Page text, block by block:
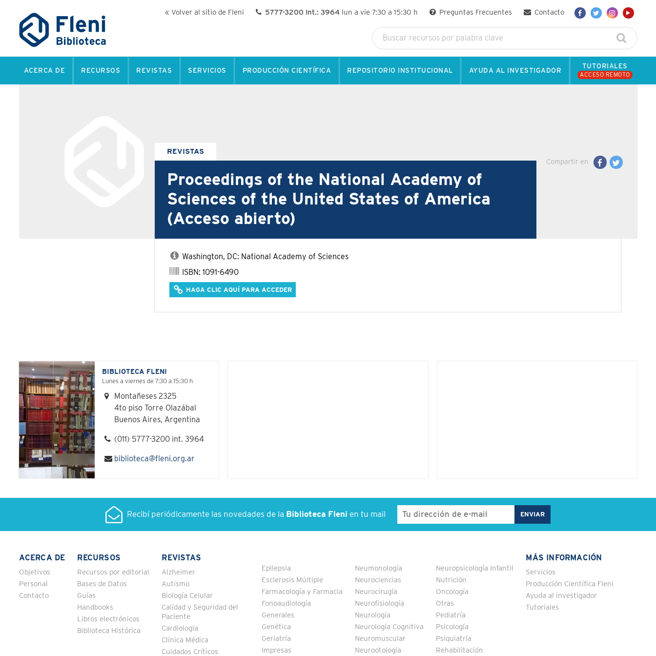
« Volver al sitio de Fleni 5777-3200 Int.: 3964lun a vie 7:30 a 15:30 h Preguntas Frecuentes Contacto
ACERCA DE RECURSOS REVISTAS SERVICIOS PRODUCCIÓN CIENTÍFICA REPOSITORIO INSTITUCIONAL AYUDA AL INVESTIGADOR
TUTORIALES
ACCESO REMOTO
Compartir en
REVISTAS
Proceedings of the National Academy of
Sciences of the United States of America
(Acceso abierto)
Washington, DC: National Academy of Sciences
ISBN: 1091-6490
HAGA CLIC AQUÍ PARA ACCEDER
BIBLIOTECA FLENI
Lunes a viernes de 7:30 a 15:30 h
Montañeses 2325
4to piso Torre Olazábal
Buenos Aires, Argentina
(011) 5777-3200 int. 3964
biblioteca@fleni.org.ar
Recibí periódicamente las novedades de la Biblioteca Fleni en tu mail
ACERCA DE
Objetivos
Personal
Contacto
RECURSOS
Recursos por editorial
Bases de Datos
Guías
Handbooks
Libros electrónicos
Biblioteca Histórica
REVISTAS
Alzheimer
Autismo
Biología Celular
Calidad y Seguridad del
Paciente
Cardiología
Clínica Médica
Cuidados Críticos
Epilepsia
Esclerosis Múltiple
Farmacología y Farmacia
Fonoaudiología
Generales
Genética
Geriatría
Impresas
Neumonología
Neurociencias
Neurocirugía
Neurofisiología
Neurología
Neurología Cognitiva
Neuromuscular
Neurootología
Neuropsicología Infantil
Nutrición
Oncología
Otras
Pediatría
Psicología
Psiquiatría
Rehabilitación
MÁS INFORMACIÓN
Servicios
Producción Científica Fleni
Ayuda al investigador
Tutoriales